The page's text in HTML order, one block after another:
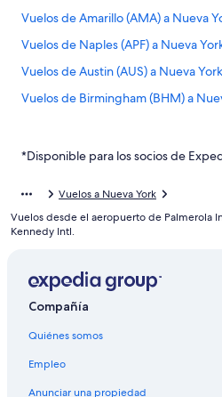
Vuelos de Amarillo (AMA) a Nueva
Vuelos de Naples (APF) a Nueva
Vuelos de Austin (AUS) a Nueva
Vuelos de Birmingham (BHM) a
Vuelos de Aguadilla (BQN) a Nueva
Vuelos de Brownsville (BRO) a Nueva
Vuelos de Buffalo (BUF) a Nueva
Vuelos de Chattanooga (CHA) a
Vuelos de Cleveland (CLE) a Nueva
*Disponible para los socios de
Vuelos a Nueva York
Vuelos desde el aeropuerto de Palmerola
Kennedy Intl.
Compañía
Quiénes somos
Empleo
Anunciar una propiedad